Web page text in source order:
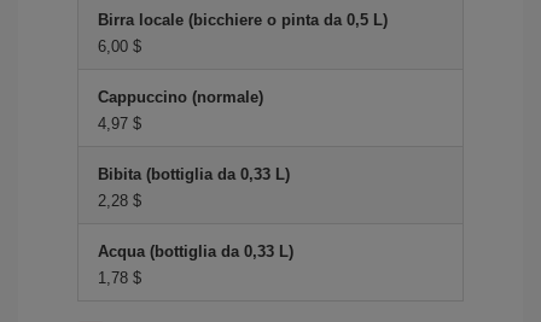
Birra locale (bicchiere o pinta da 0,5 L)
6,00 $
Cappuccino (normale)
4,97 $
Bibita (bottiglia da 0,33 L)
2,28 $
Acqua (bottiglia da 0,33 L)
1,78 $